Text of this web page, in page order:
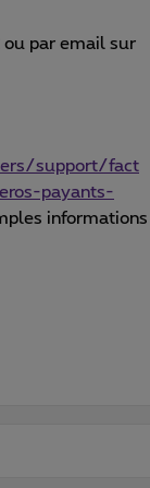
par email sur
support/fact
payants-
informations